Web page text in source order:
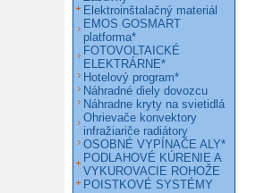
Elektroinštalačný materiál
EMOS GOSMART
platforma*
FOTOVOLTAICKÉ
ELEKTRÁRNE*
Hotelový program*
Náhradné diely dovozcu
Náhradne kryty na svietidlá
Ohrievače konvektory
infražiariče radiátory
OSOBNÉ VYPÍNAČE ALY*
PODLAHOVÉ KÚRENIE A
VYKUROVACIE ROHOŽE
POISTKOVÉ SYSTÉMY